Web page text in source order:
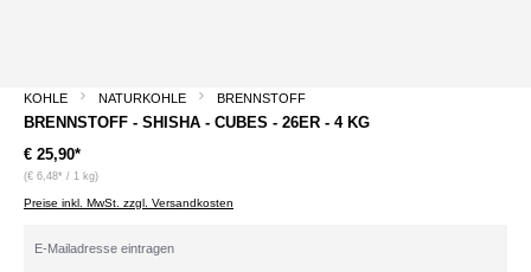
KOHLE NATURKOHLE BRENNSTOFF
BRENNSTOFF - SHISHA - CUBES - 26ER - 4 KG
€ 25,90*
(€ 6,48* / 1 kg)
Preise inkl. MwSt. zzgl. Versandkosten